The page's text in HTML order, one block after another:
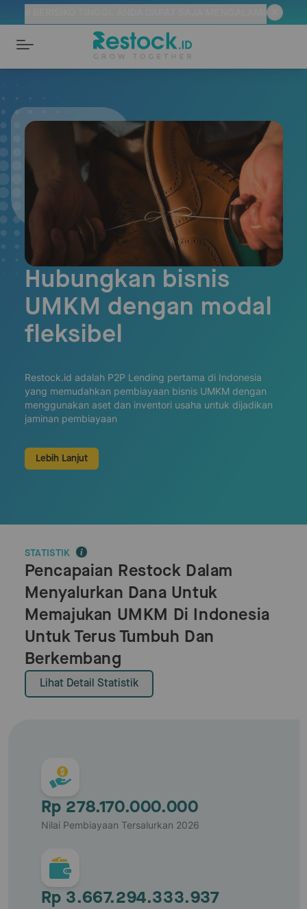
TINGGI. ANDA DAPAT SAJA MENGALAMI KERUGIAN
Hubungkan bisnis
UMKM dengan modal
fleksibel
Restock.id adalah P2P Lending pertama di Indonesia
yang memudahkan pembiayaan bisnis UMKM dengan
menggunakan aset dan inventori usaha untuk dijadikan
jaminan pembiayaan
Lebih Lanjut
Rp 278.170.000.000
Nilai Pembiayaan Tersalurkan 2026
Rp 3.667.294.333.937
STATISTIK
Pencapaian Restock Dalam
Menyalurkan Dana Untuk
Memajukan UMKM Di Indonesia
Untuk Terus Tumbuh Dan
Berkembang
Lihat Detail Statistik